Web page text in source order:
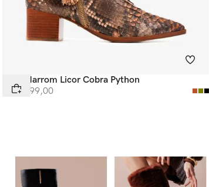
Bota Marrom Licor Cobra Python
R$ 4 499,00